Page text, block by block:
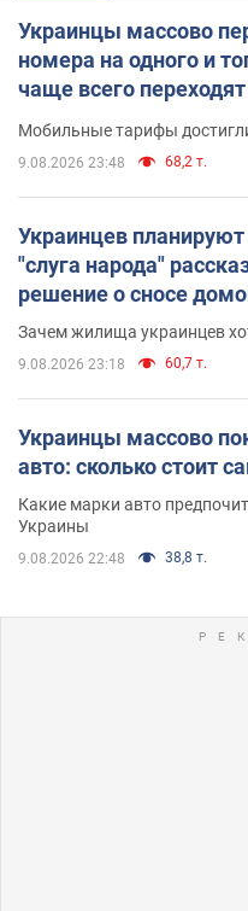
Украинцы массово
номера на одного и
чаще всего переходят
Мобильные тарифы
9.08.2026 23:48 68,2 т.
Украинцев планируют
"слуга народа"
решение о сносе
Зачем жилища украинцев
9.08.2026 23:18 60,7 т.
Украинцы массово
авто: сколько стоит
Какие марки авто
Украины
9.08.2026 22:48 38,8 т.